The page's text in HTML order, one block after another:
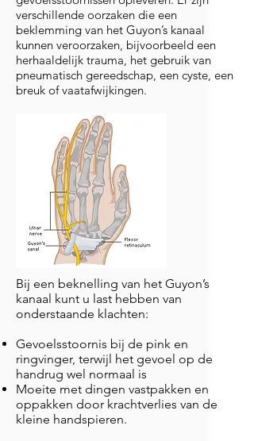
verschillende oorzaken die een
beklemming van het Guyon’s kanaal
kunnen veroorzaken, bijvoorbeeld een
herhaaldelijk trauma, het gebruik van
pneumatisch gereedschap, een cyste, een
breuk of vaatafwijkingen.
Bij een beknelling van het Guyon’s
kanaal kunt u last hebben van
onderstaande klachten:
Gevoelsstoornis bij de pink en
ringvinger, terwijl het gevoel op de
handrug wel normaal is
Moeite met dingen vastpakken en
oppakken door krachtverlies van de
kleine handspieren.